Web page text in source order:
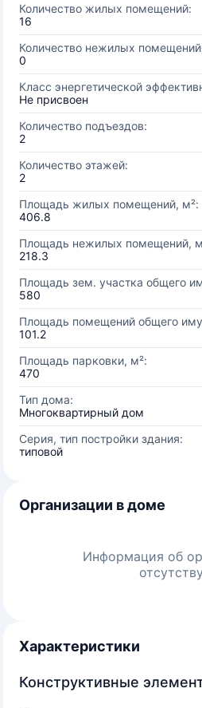
Количество жилых помещений:
16
Количество нежилых
0
Класс энергетической
Не присвоен
Количество подъездов:
2
Количество этажей:
2
Площадь жилых помещений, м²:
406.8
Площадь нежилых помещений,
218.3
Площадь зем. участка общего
580
Площадь помещений общего
101.2
Площадь парковки, м²:
470
Тип дома:
Многоквартирный дом
Серия, тип постройки здания:
типовой
Организации в доме
Информация об
Характеристики
Конструктивные